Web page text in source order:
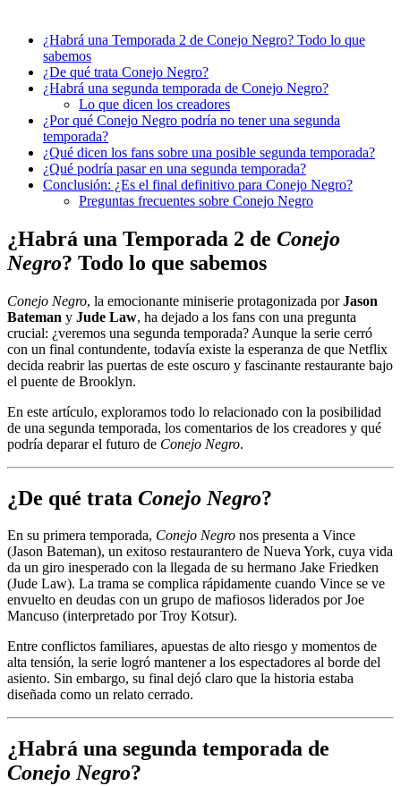
¿Habrá una Temporada 2 de Conejo Negro? Todo lo que
sabemos
¿De qué trata Conejo Negro?
¿Habrá una segunda temporada de Conejo Negro?
Lo que dicen los creadores
¿Por qué Conejo Negro podría no tener una segunda
temporada?
¿Qué dicen los fans sobre una posible segunda temporada?
¿Qué podría pasar en una segunda temporada?
Conclusión: ¿Es el final definitivo para Conejo Negro?
Preguntas frecuentes sobre Conejo Negro
¿Habrá una Temporada 2 de Conejo
Negro? Todo lo que sabemos
Conejo Negro, la emocionante miniserie protagonizada porJason
Bateman y Jude Law, ha dejado a los fans con una pregunta
crucial: ¿veremos una segunda temporada? Aunque la serie cerró
con un final contundente, todavía existe la esperanza de que Netflix
decida reabrir las puertas de este oscuro y fascinante restaurante bajo
el puente de Brooklyn.
En este artículo, exploramos todo lo relacionado con la posibilidad
de una segunda temporada, los comentarios de los creadores y qué
podría deparar el futuro de Conejo Negro.
¿De qué trata Conejo Negro?
En su primera temporada, Conejo Negro nos presenta a Vince
(Jason Bateman), un exitoso restaurantero de Nueva York, cuya vida
da un giro inesperado con la llegada de su hermano Jake Friedken
(Jude Law). La trama se complica rápidamente cuando Vince se ve
envuelto en deudas con un grupo de mafiosos liderados por Joe
Mancuso (interpretado por Troy Kotsur).
Entre conflictos familiares, apuestas de alto riesgo y momentos de
alta tensión, la serie logró mantener a los espectadores al borde del
asiento. Sin embargo, su final dejó claro que la historia estaba
diseñada como un relato cerrado.
¿Habrá una segunda temporada de
Conejo Negro?